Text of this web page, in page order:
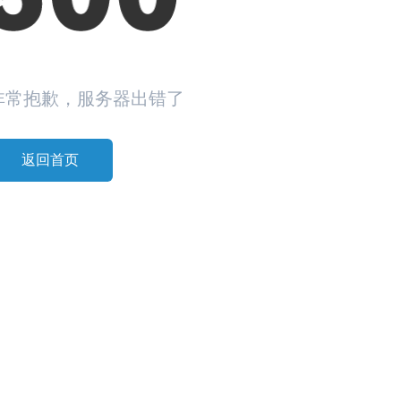
常抱歉，服务器出错了
返回首页